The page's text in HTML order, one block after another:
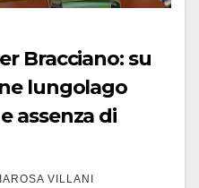
Bracciano: su
lungolago
assenza di
VILLANI